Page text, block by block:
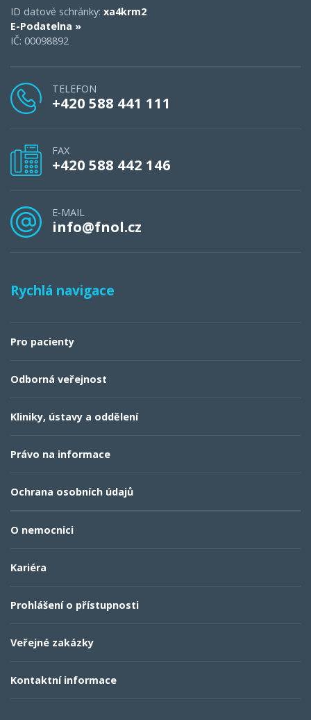
ID datové schránky: xa4krm2
E-Podatelna »
IČ: 00098892
TELEFON
+420 588 441 111
FAX
+420 588 442 146
E-MAIL
info@fnol.cz
Rychlá navigace
Pro pacienty
Odborná veřejnost
Kliniky, ústavy a oddělení
Právo na informace
Ochrana osobních údajů
O nemocnici
Kariéra
Prohlášení o přístupnosti
Veřejné zakázky
Kontaktní informace